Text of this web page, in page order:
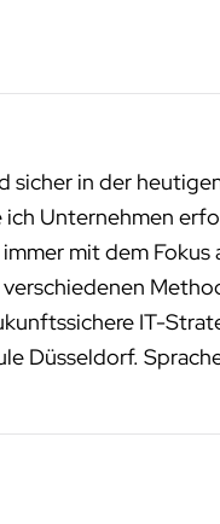
in der
Unternehmen
mit dem Fokus
IT-
Düsseldorf.